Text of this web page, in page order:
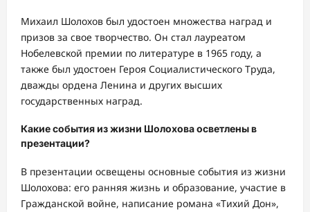
Михаил Шолохов был удостоен множества наград и
призов за свое творчество. Он стал лауреатом
Нобелевской премии по литературе в 1965 году, а
также был удостоен Героя Социалистического Труда,
дважды ордена Ленина и других высших
государственных наград.
Какие события из жизни Шолохова осветлены в
презентации?
В презентации освещены основные события из жизни
Шолохова: его ранняя жизнь и образование, участие в
Гражданской войне, написание романа «Тихий Дон»,